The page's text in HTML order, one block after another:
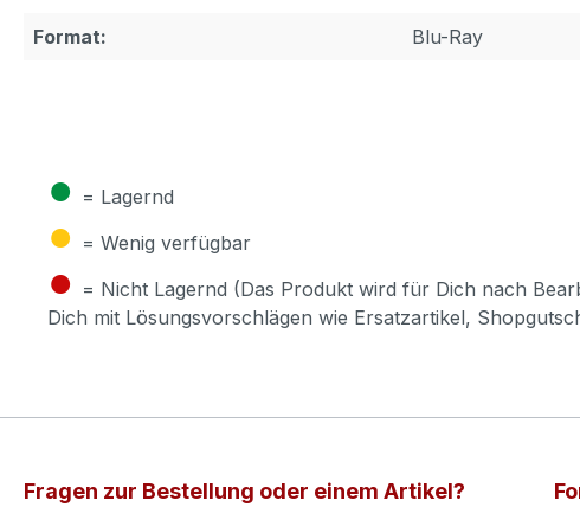
Format: Blu-Ray
● = Lagernd
● = Wenig verfügbar
● = Nicht Lagernd (Das Produkt wird für Dich nach
Dich mit Lösungsvorschlägen wie Ersatzartikel,
Fragen zur Bestellung oder einem Artikel?